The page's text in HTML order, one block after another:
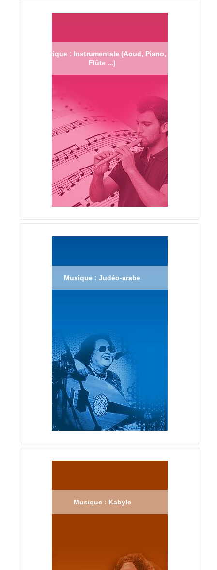
Musique : Instrumentale (Aoud, Piano,
Flûte ...)
Musique : Judéo-arabe
Musique : Kabyle